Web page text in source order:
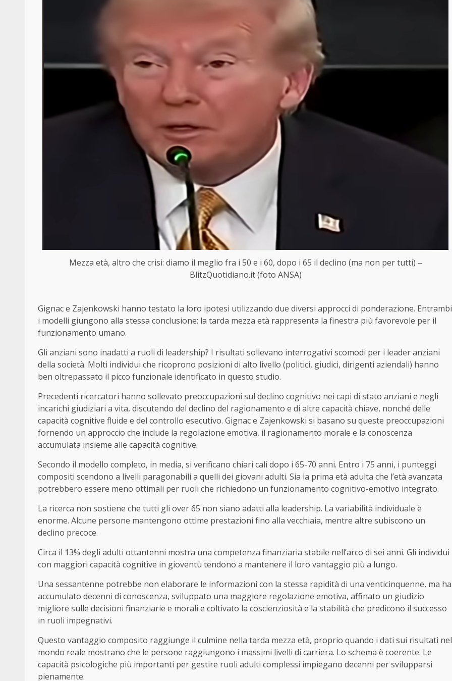
Mezza età, altro che crisi: diamo il meglio fra i 50 e i 60, dopo i 65 il declino (ma non per tutti) –
BlitzQuotidiano.it (foto ANSA)
Gignac e Zajenkowski hanno testato la loro ipotesi utilizzando due diversi approcci di ponderazione. Entrambi
i modelli giungono alla stessa conclusione: la tarda mezza età rappresenta la finestra più favorevole per il
funzionamento umano.
Gli anziani sono inadatti a ruoli di leadership? I risultati sollevano interrogativi scomodi per i leader anziani
della società. Molti individui che ricoprono posizioni di alto livello (politici, giudici, dirigenti aziendali) hanno
ben oltrepassato il picco funzionale identificato in questo studio.
Precedenti ricercatori hanno sollevato preoccupazioni sul declino cognitivo nei capi di stato anziani e negli
incarichi giudiziari a vita, discutendo del declino del ragionamento e di altre capacità chiave, nonché delle
capacità cognitive fluide e del controllo esecutivo. Gignac e Zajenkowski si basano su queste preoccupazioni
fornendo un approccio che include la regolazione emotiva, il ragionamento morale e la conoscenza
accumulata insieme alle capacità cognitive.
Secondo il modello completo, in media, si verificano chiari cali dopo i 65-70 anni. Entro i 75 anni, i punteggi
compositi scendono a livelli paragonabili a quelli dei giovani adulti. Sia la prima età adulta che l’età avanzata
potrebbero essere meno ottimali per ruoli che richiedono un funzionamento cognitivo-emotivo integrato.
La ricerca non sostiene che tutti gli over 65 non siano adatti alla leadership. La variabilità individuale è
enorme. Alcune persone mantengono ottime prestazioni fino alla vecchiaia, mentre altre subiscono un
declino precoce.
Circa il 13% degli adulti ottantenni mostra una competenza finanziaria stabile nell’arco di sei anni. Gli individui
con maggiori capacità cognitive in gioventù tendono a mantenere il loro vantaggio più a lungo.
Una sessantenne potrebbe non elaborare le informazioni con la stessa rapidità di una venticinquenne, ma ha
accumulato decenni di conoscenza, sviluppato una maggiore regolazione emotiva, affinato un giudizio
migliore sulle decisioni finanziarie e morali e coltivato la coscienziosità e la stabilità che predicono il successo
in ruoli impegnativi.
Questo vantaggio composito raggiunge il culmine nella tarda mezza età, proprio quando i dati sui risultati nel
mondo reale mostrano che le persone raggiungono i massimi livelli di carriera. Lo schema è coerente. Le
capacità psicologiche più importanti per gestire ruoli adulti complessi impiegano decenni per svilupparsi
pienamente.